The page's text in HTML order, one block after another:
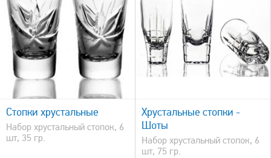
Стопки хрустальные
Набор хрустальный стопок, 6
шт, 35 гр.
быстрый просмотр
Хрустальные стопки -
Шоты
Набор хрустальный стопок, 6
шт, 75 гр.